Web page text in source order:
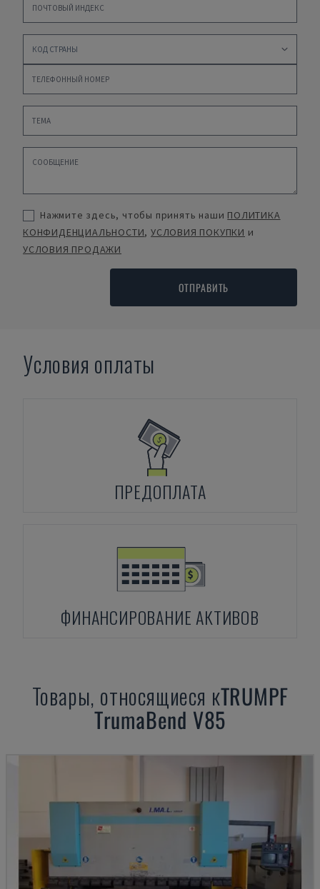
Нажмите здесь, чтобы принять наши ПОЛИТИКА
КОНФИДЕНЦИАЛЬНОСТИ,УСЛОВИЯ ПОКУПКИ и
УСЛОВИЯ ПРОДАЖИ
ОТПРАВИТЬ
Условия оплаты
ПРЕДОПЛАТА
ФИНАНСИРОВАНИЕ АКТИВОВ
Товары, относящиеся кTRUMPF
TrumaBend V85